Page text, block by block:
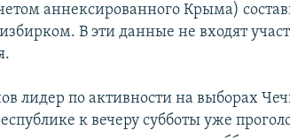
аннексированного Крыма)
В эти данные не входят
лидер по активности на выборах
к вечеру субботы уже